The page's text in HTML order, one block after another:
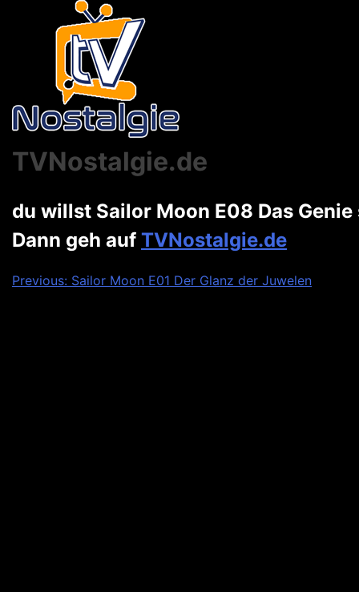
TVNostalgie.de
du willst Sailor Moon E08 Das Genie
Dann geh auf TVNostalgie.de
Beitragsnavigation
Previous: Sailor Moon E01 Der Glanz der Juwelen